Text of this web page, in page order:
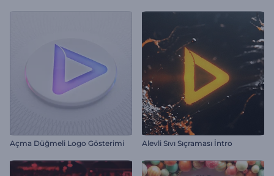
Açma Düğmeli Logo Gösterimi Alevli Sıvı Sıçraması İntro